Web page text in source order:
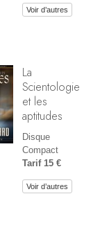
Voir d’autres
La
Scientologie
et les
aptitudes
Disque
Compact
Tarif 15 €
Voir d’autres